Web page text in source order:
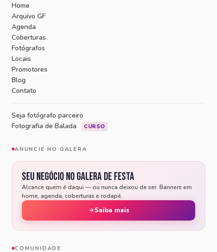
Home
Arquivo GF
Agenda
Coberturas
Fotógrafos
Locais
Promotores
Blog
Contato
Seja fotógrafo parceiro
Fotografia de Balada
CURSO
ANUNCIE NO GALERA
Seu negócio no Galera de Festa
Alcance quem é daqui — ou nunca deixou de ser. Banners em
home, agenda, coberturas e rodapé.
Saiba mais
COMUNIDADE